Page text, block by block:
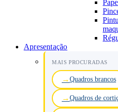
Apresentação
MAIS PROCURADAS
Quadros brancos
Quadros de